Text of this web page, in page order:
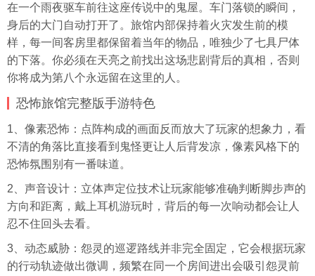
在一个雨夜驱车前往这座传说中的鬼屋。车门落锁的瞬间，
身后的大门自动打开了。旅馆内部保持着火灾发生前的模
样，每一间客房里都保留着当年的物品，唯独少了七具尸体
的下落。你必须在天亮之前找出这场悲剧背后的真相，否则
你将成为第八个永远留在这里的人。
恐怖旅馆完整版手游特色
1、像素恐怖：点阵构成的画面反而放大了玩家的想象力，看
不清的角落比直接看到鬼怪更让人后背发凉，像素风格下的
恐怖氛围别有一番味道。
2、声音设计：立体声定位技术让玩家能够准确判断脚步声的
方向和距离，戴上耳机游玩时，背后的每一次响动都会让人
忍不住回头去看。
3、动态威胁：怨灵的巡逻路线并非完全固定，它会根据玩家
的行动轨迹做出微调，频繁在同一个房间进出会吸引怨灵前